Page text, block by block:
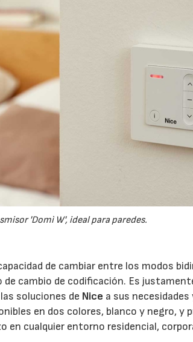
'Domì W', ideal para paredes.
de cambiar entre los modos
cambio de codificación. Es
soluciones de Nice a sus necesidades
en dos colores, blanco y negro, y
en cualquier entorno residencial,